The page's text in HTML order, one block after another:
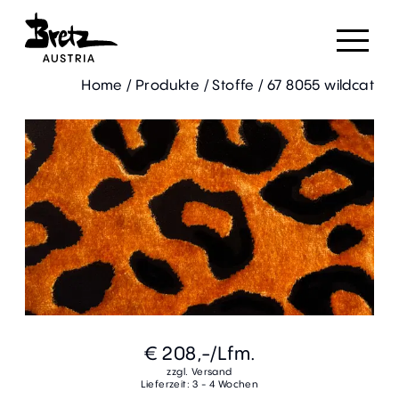
Home / Produkte / Stoffe /67 8055 wildcat
€ 208,-/Lfm.
zzgl. Versand
Lieferzeit: 3 - 4 Wochen